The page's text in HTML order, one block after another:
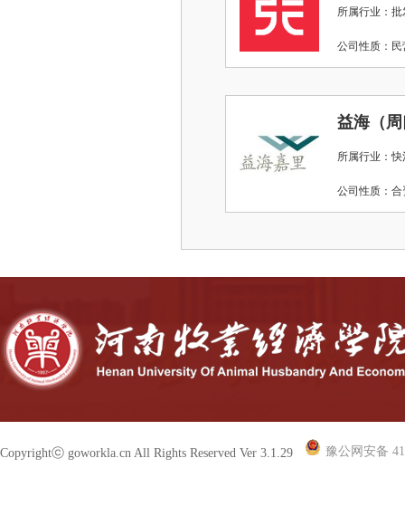
所属行业：批
公司性质
益海（
所属行业：
公司性质
Copyrightⓒ goworkla.cn All Rights Reserved Ver 3.1.29 豫公网安备